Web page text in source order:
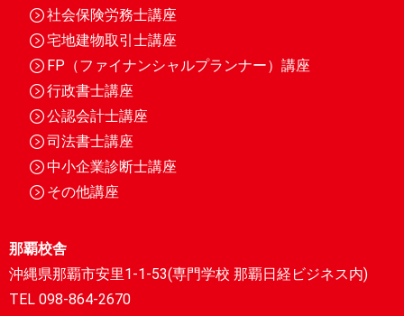
社会保険労務士講座
宅地建物取引士講座
FP（ファイナンシャルプランナー）講座
行政書士講座
公認会計士講座
司法書士講座
中小企業診断士講座
その他講座
那覇校舎
沖縄県那覇市安里1-1-53(専門学校 那覇日経ビジネス内)
TEL 098-864-2670